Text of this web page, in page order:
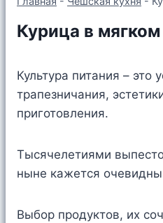
Курица в
Культура питания – это
трапезничания,
приготовления.
Тысячелетиями
ныне кажется
Выбор продуктов, их